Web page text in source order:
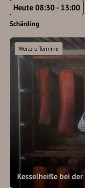
Heute 08:30 - 13:00
Schärding
Kesselheiße bei
Weitere Termine